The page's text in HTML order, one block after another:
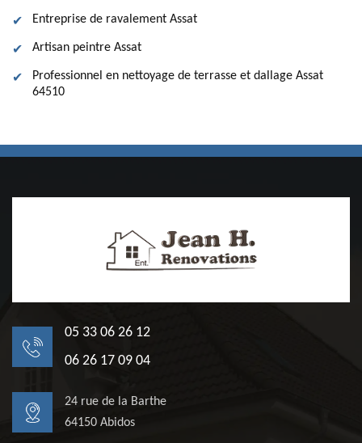
Entreprise de ravalement Assat
Artisan peintre Assat
Professionnel en nettoyage de terrasse et dallage Assat
64510
05 33 06 26 12
06 26 17 09 04
24 rue de la Barthe
64150 Abidos